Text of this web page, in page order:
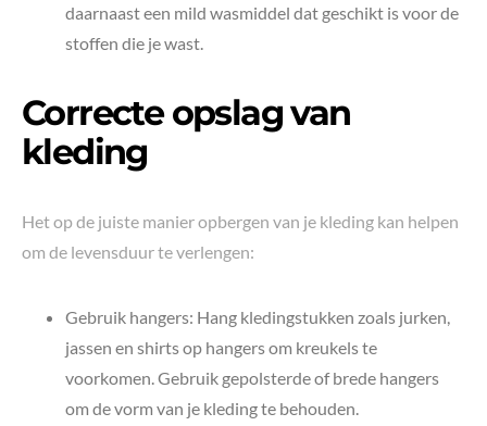
daarnaast een mild wasmiddel dat geschikt is voor de
stoffen die je wast.
Correcte opslag van
kleding
Het op de juiste manier opbergen van je kleding kan helpen
om de levensduur te verlengen:
Gebruik hangers: Hang kledingstukken zoals jurken,
jassen en shirts op hangers om kreukels te
voorkomen. Gebruik gepolsterde of brede hangers
om de vorm van je kleding te behouden.